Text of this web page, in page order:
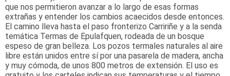
que nos permitieron avanzar a lo largo de esas formas
extrañas y entender los cambios acaecidos desde entonces.
El camino lleva hasta el paso fronterizo Carririñe y a la senda
temática Termas de Epulafquen, rodeada de un bosque
espeso de gran belleza. Los pozos termales naturales al aire
libre están unidos entre sí por una pasarela de madera, ancha
y muy cómoda, de unos 800 metros de extensión. El uso es